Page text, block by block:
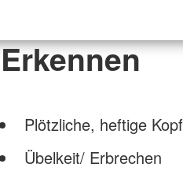
Erkennen
Plötzliche, heftige
Übelkeit/ Erbrechen